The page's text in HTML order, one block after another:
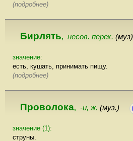
(подробнее)
Бирлять, несов. перех. (муз)
значение:
есть, кушать, принимать пищу.
(подробнее)
Проволока, -и, ж. (муз.)
значение (1):
струны.